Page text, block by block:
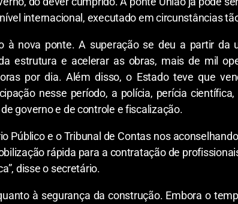
internacional, executado em circunstâncias
à nova ponte. A superação se deu a partir da
estrutura e acelerar as obras, mais de mil
por dia. Além disso, o Estado teve que
nesse período, a polícia, perícia
governo e de controle e fiscalização.
Público e o Tribunal de Contas nos
rápida para a contratação de
disse o secretário.
à segurança da construção. Embora o